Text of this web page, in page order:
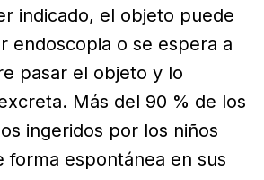
indicado, el objeto puede
endoscopia o se espera a
pasar el objeto y lo
Más del 90 % de los
ingeridos por los niños
forma espontánea en sus